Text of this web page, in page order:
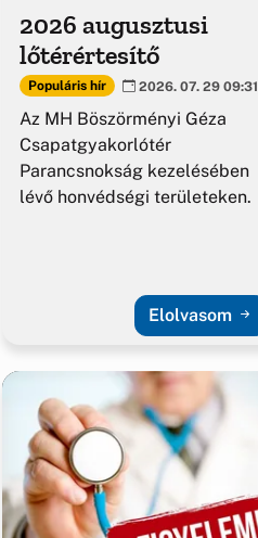
2026 augusztusi
lőtérértesítő
Populáris hír 2026. 07. 29 09:31
Az MH Böszörményi Géza
Csapatgyakorlótér
Parancsnokság kezelésében
lévő honvédségi területeken.
Elolvasom